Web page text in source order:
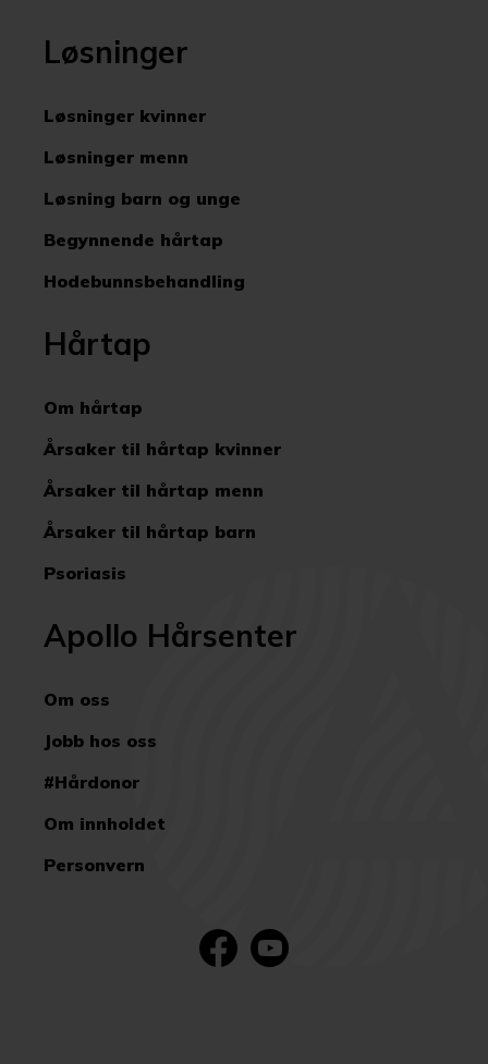
Løsninger
Løsninger kvinner
Løsninger menn
Løsning barn og unge
Begynnende hårtap
Hodebunnsbehandling
Hårtap
Om hårtap
Årsaker til hårtap kvinner
Årsaker til hårtap menn
Årsaker til hårtap barn
Psoriasis
Apollo Hårsenter
Om oss
Jobb hos oss
#Hårdonor
Om innholdet
Personvern